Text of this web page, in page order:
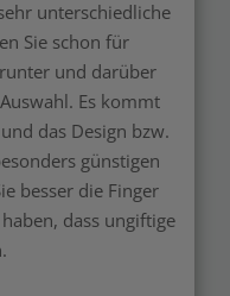
unterschiedliche
Sie schon für
und darüber
Es kommt
das Design bzw.
günstigen
besser die Finger
dass ungiftige